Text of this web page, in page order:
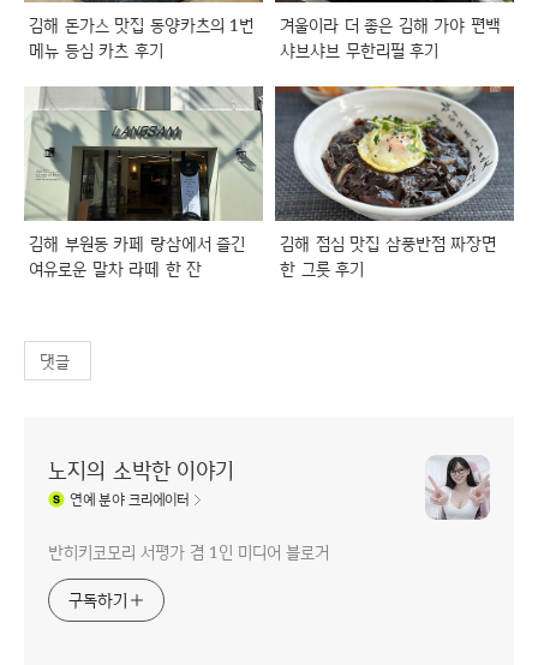
김해 돈가스 맛집 동양카츠의 1번
메뉴 등심 카츠 후기
겨울이라 더 좋은 김해 가야 편백
샤브샤브 무한리필 후기
김해 부원동 카페 랑삼에서 즐긴
여유로운 말차 라떼 한 잔
김해 점심 맛집 삼풍반점 짜장면
한 그릇 후기
댓글
노지의 소박한 이야기
연예분야 크리에이터
반히키코모리 서평가 겸 1인 미디어 블로거
구독하기